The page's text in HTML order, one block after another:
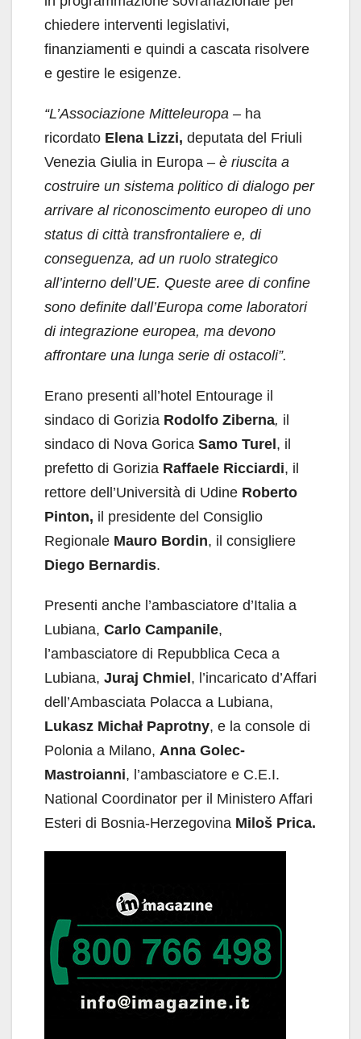
chiedere interventi legislativi,
finanziamenti e quindi a cascata risolvere
e gestire le esigenze.
“L’Associazione Mitteleuropa – ha
ricordato Elena Lizzi, deputata del Friuli
Venezia Giulia in Europa – è riuscita a
costruire un sistema politico di dialogo per
arrivare al riconoscimento europeo di uno
status di città transfrontaliere e, di
conseguenza, ad un ruolo strategico
all’interno dell’UE. Queste aree di confine
sono definite dall’Europa come laboratori
di integrazione europea, ma devono
affrontare una lunga serie di ostacoli”.
Erano presenti all’hotel Entourage il
sindaco di Gorizia Rodolfo Ziberna, il
sindaco di Nova Gorica Samo Turel, il
prefetto di Gorizia Raffaele Ricciardi, il
rettore dell’Università di Udine Roberto
Pinton, il presidente del Consiglio
Regionale Mauro Bordin, il consigliere
Diego Bernardis.
Presenti anche l’ambasciatore d’Italia a
Lubiana, Carlo Campanile,
l’ambasciatore di Repubblica Ceca a
Lubiana, Juraj Chmiel, l’incaricato d’Affari
dell’Ambasciata Polacca a Lubiana,
Lukasz Michał Paprotny, e la console di
Polonia a Milano, Anna Golec-
Mastroianni, l’ambasciatore e C.E.I.
National Coordinator per il Ministero Affari
Esteri di Bosnia-Herzegovina Miloš Prica.